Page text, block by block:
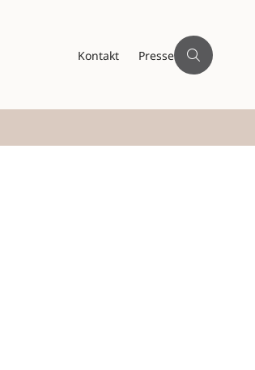
Kontakt Presse